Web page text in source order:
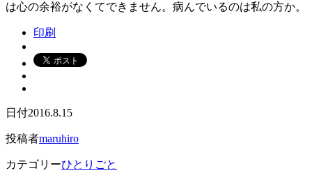
は心の余裕がなくてできません。病んでいるのは私の方か。
印刷
日付2016.8.15
投稿者maruhiro
カテゴリーひとりごと